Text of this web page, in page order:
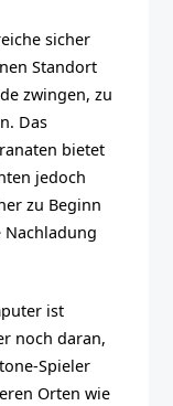
sicher
Standort
zwingen, zu
Das
bietet
jedoch
zu Beginn
Nachladung
ist
noch daran,
Spieler
Orten wie